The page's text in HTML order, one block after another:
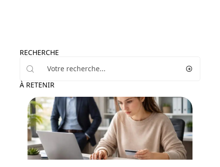
RECHERCHE
À RETENIR
Finance